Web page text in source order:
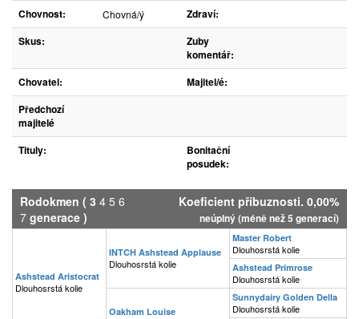
Chovnost:
Chovná/ý
Zdraví:
Skus:
Zuby
komentář:
Chovatel:
Majitel/é:
Předchozí
majitelé
Tituly:
Bonitační
posudek:
Rodokmen ( 3 4 5 6
7 generace )
Koeficient příbuznosti. 0,00%
neúplný (méně než 5 generací)
Ashstead Aristocrat
Dlouhosrstá kolie
INTCH Ashstead Applause
Dlouhosrstá kolie
Master Robert
Dlouhosrstá kolie
Ashstead Primrose
Dlouhosrstá kolie
Oakham Louise
Sunnydairy Golden Della
Dlouhosrstá kolie